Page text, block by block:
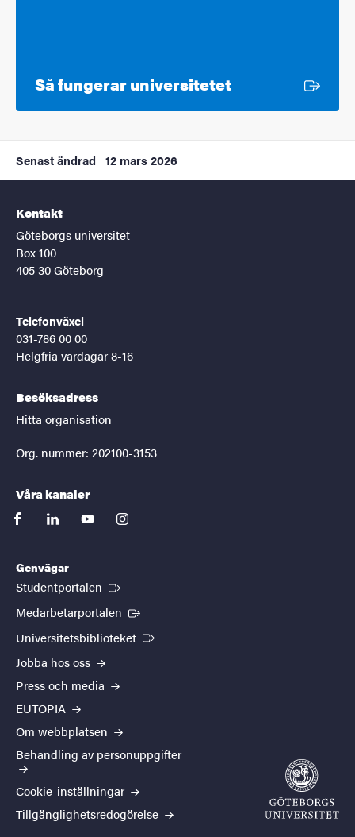
Så fungerar universitetetExtern länk
Senast ändrad 12 mars 2026
Kontakt
Göteborgs universitet
Box 100
405 30 Göteborg
Telefonväxel
031-786 00 00
Helgfria vardagar 8-16
Besöksadress
Hitta organisation
Org. nummer: 202100-3153
Våra kanaler
facebooklinkedinyoutubeinstagram
Genvägar
Studentportalen (Extern länk)
Medarbetarportalen (Extern länk)
Universitetsbiblioteket (Extern länk)
Jobba hos oss
Press och media
EUTOPIA
Om webbplatsen
Behandling av personuppgifter
Cookie-inställningar
Tillgänglighetsredogörelse